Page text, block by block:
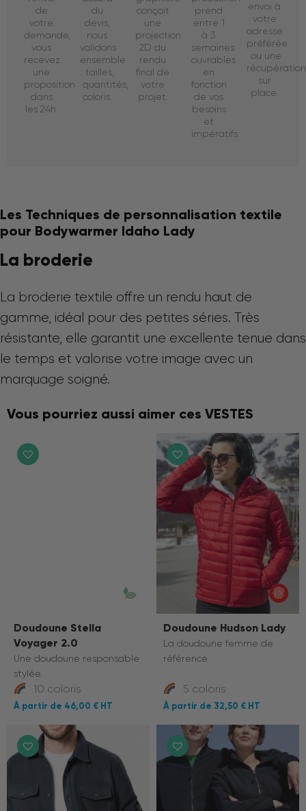
de
votre
demande,
vous
recevez
une
proposition
dans
les 24h.
du
devis,
nous
validons
ensemble
: tailles,
quantités,
coloris.
conçoit
une
projection
2D du
rendu
final de
votre
projet.
prend
entre 1
à 3
semaines
ouvrables
en
fonction
de vos
besoins
et
impératifs.
envoi à
votre
adresse
préférée
ou une
récupération
sur
place.
Les Techniques de personnalisation textile
pour Bodywarmer Idaho Lady
La broderie
La broderie textile offre un rendu haut de
gamme, idéal pour des petites séries. Très
résistante, elle garantit une excellente tenue dans
le temps et valorise votre image avec un
marquage soigné.
Vous pourriez aussi aimer ces VESTES
Doudoune Stella
Voyager 2.0
Une doudoune responsable
stylée.
10 coloris
46,00 €
Doudoune Hudson Lady
La doudoune femme de
référence.
5 coloris
32,50 €